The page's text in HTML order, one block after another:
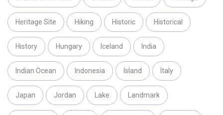
Heritage Site Hiking Historic Historical
History Hungary Iceland India
Indian Ocean Indonesia Island Italy
Japan Jordan Lake Landmark